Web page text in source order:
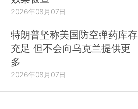
2026年08月07日
特朗普坚称美国防空弹药库存
充足 但不会向乌克兰提供更
多
2026年08月07日